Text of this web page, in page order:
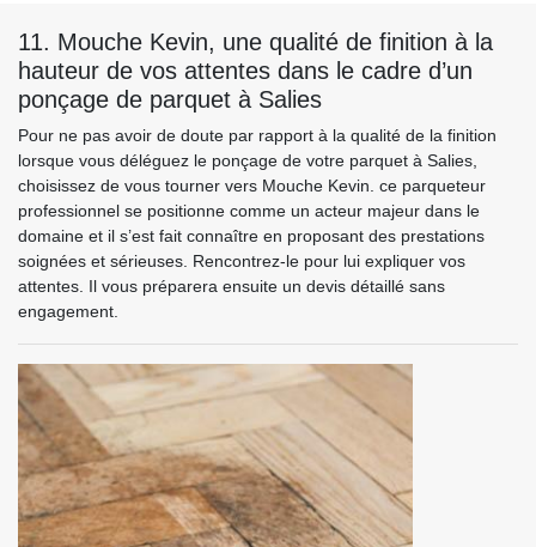
11. Mouche Kevin, une qualité de finition à la
hauteur de vos attentes dans le cadre d’un
ponçage de parquet à Salies
Pour ne pas avoir de doute par rapport à la qualité de la finition
lorsque vous déléguez le ponçage de votre parquet à Salies,
choisissez de vous tourner vers Mouche Kevin. ce parqueteur
professionnel se positionne comme un acteur majeur dans le
domaine et il s’est fait connaître en proposant des prestations
soignées et sérieuses. Rencontrez-le pour lui expliquer vos
attentes. Il vous préparera ensuite un devis détaillé sans
engagement.